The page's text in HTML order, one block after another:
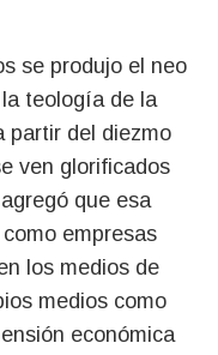
se produjo el neo
teología de la
partir del diezmo
ven glorificados
que esa
empresas
los medios de
medios como
económica